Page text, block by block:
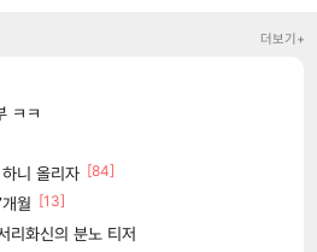
더보기+
ㅋㅋ
니 올리자 [84]
월 [13]
리화신의 분노 티저